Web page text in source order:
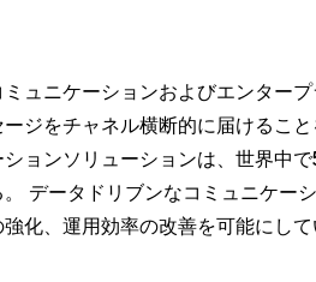
ュニケーションおよびエンター
ジをチャネル横断的に届けるこ
ョンソリューションは、世界中
データドリブンなコミュニケー
化、運用効率の改善を可能にして